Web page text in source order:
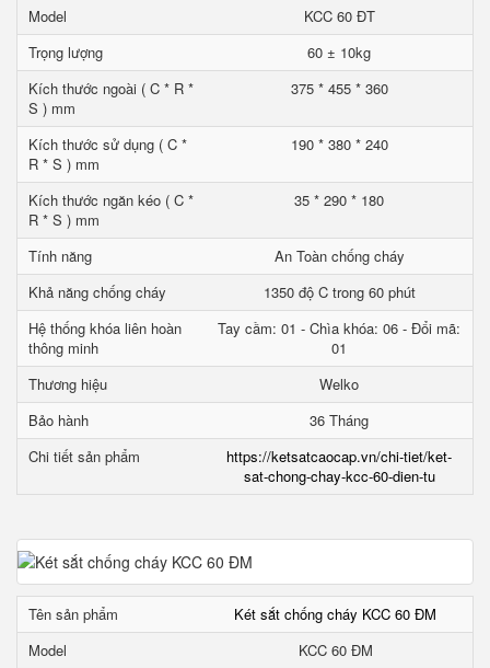
Model
KCC 60 ĐT
Trọng lượng
60 ± 10kg
Kích thước ngoài ( C * R *
S ) mm
375 * 455 * 360
Kích thước sử dụng ( C *
R * S ) mm
190 * 380 * 240
Kích thước ngăn kéo ( C *
R * S ) mm
35 * 290 * 180
Tính năng
An Toàn chống cháy
Khả năng chống cháy
1350 độ C trong 60 phút
Hệ thống khóa liên hoàn
thông minh
Tay cầm: 01 - Chìa khóa: 06 - Đổi mã:
01
Thương hiệu
Welko
Bảo hành
36 Tháng
Chi tiết sản phẩm
https://ketsatcaocap.vn/chi-tiet/ket-
sat-chong-chay-kcc-60-dien-tu
Tên sản phẩm
Két sắt chống cháy KCC 60 ĐM
Model
KCC 60 ĐM